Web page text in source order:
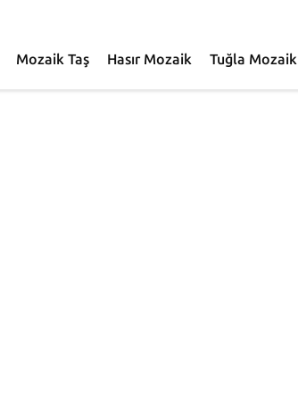
Mozaik Taş Hasır Mozaik Tuğla Mozaik